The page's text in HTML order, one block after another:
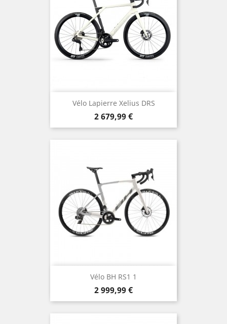
Vélo Lapierre Xelius DRS
Prix
2 679,99 €
Vélo BH RS1 1
Prix
2 999,99 €